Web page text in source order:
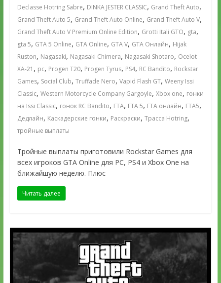
Declasse Hotring Sabre, DINKA JESTER CLASSIC, Grand Theft Auto,
Grand Theft Auto 5, Grand Theft Auto Online, Grand Theft Auto V,
Grand Theft Auto V Premium Online Edition, Grotti Itali GTO, gta,
gta 5, GTA 5 Online, GTA Online, GTA V, GTA Онлайн, Hijak
Ruston, Nagasaki, Nagasaki Chimera, Nagasaki Shotaro, Ocelot
XA-21 , pc, Progen T20, Progen Tyrus, PS4, RC Bandito, Rockstar
Games, Social Club, Truffade Nero, Vapid Flash GT, Weeny Issi
Classic, Western Motorcycle Company Gargoyle, Xbox one, гонки
на Issi Classic, гонок RC Bandito, ГТА, ГТА 5, ГТА онлайн, ГТА5,
Дедлайн, Каскадерские гонки, Раскраски, Трасса Hotring,
тройные выплаты
Тройные выплаты приготовили Rockstar Games для
всех игроков GTA Online для PC, PS4 и Xbox One на
ближайшую неделю. Плюс
Читать далее